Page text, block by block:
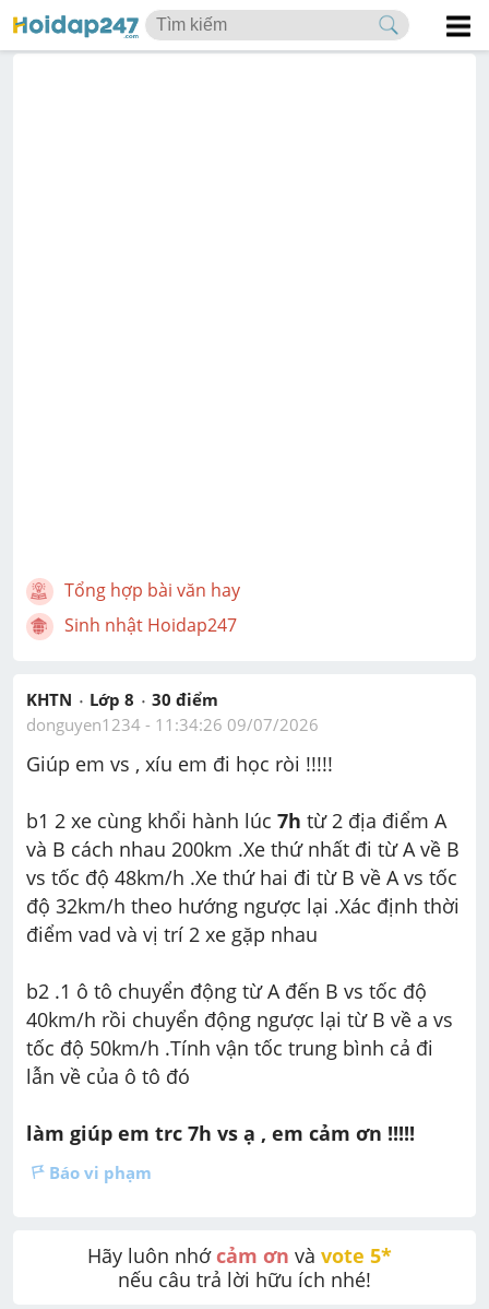
Tổng hợp bài văn hay
Sinh nhật Hoidap247
KHTN Lớp 8 30 điểm
donguyen1234 - 11:34:26 09/07/2026
Giúp em vs , xíu em đi học ròi !!!!!
b1 2 xe cùng khổi hành lúc 7h từ 2 địa điểm A
và B cách nhau 200km .Xe thứ nhất đi từ A về B
vs tốc độ 48km/h .Xe thứ hai đi từ B về A vs tốc
độ 32km/h theo hướng ngược lại .Xác định thời
điểm vad và vị trí 2 xe gặp nhau
b2 .1 ô tô chuyển động từ A đến B vs tốc độ
40km/h rồi chuyển động ngược lại từ B về a vs
tốc độ 50km/h .Tính vận tốc trung bình cả đi
lẫn về của ô tô đó
làm giúp em trc 7h vs ạ , em cảm ơn !!!!!
Báo vi phạm
Hãy luôn nhớ cảm ơn và vote 5*
nếu câu trả lời hữu ích nhé!